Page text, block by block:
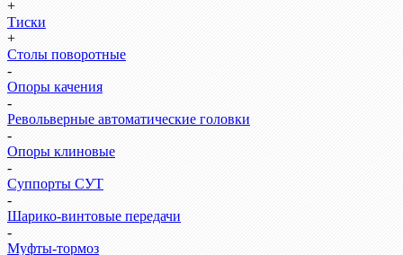
+
Тиски
+
Столы поворотные
-
Опоры качения
-
Револьверные автоматические головки
-
Опоры клиновые
-
Суппорты СУТ
-
Шарико-винтовые передачи
-
Муфты-тормоз